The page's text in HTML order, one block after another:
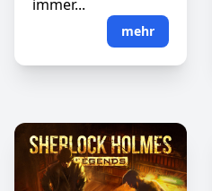
immer...
mehr